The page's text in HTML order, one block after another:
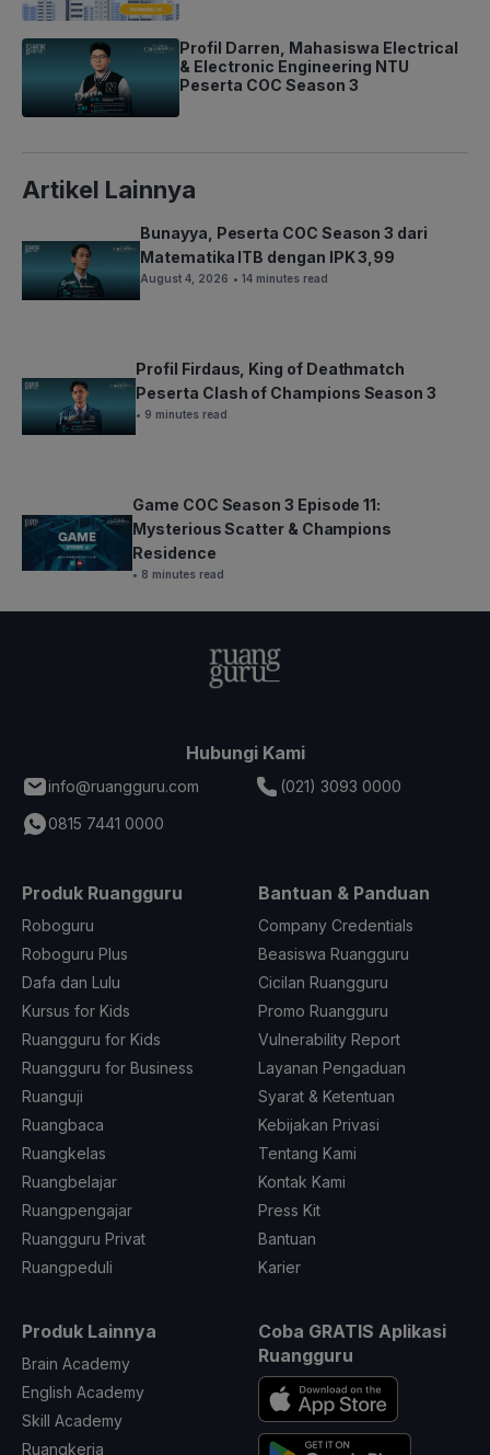
Profil Darren, Mahasiswa Electrical
& Electronic Engineering NTU
Peserta COC Season 3
Artikel Lainnya
Bunayya, Peserta COC Season 3 dari
Matematika ITB dengan IPK 3,99
August 4, 2026 • 14 minutes read
Profil Firdaus, King of Deathmatch
Peserta Clash of Champions Season 3
• 9 minutes read
Game COC Season 3 Episode 11:
Mysterious Scatter & Champions
Residence
• 8 minutes read
Hubungi Kami
info@ruangguru.com
(021) 3093 0000
0815 7441 0000
Produk Ruangguru
Roboguru
Roboguru Plus
Dafa dan Lulu
Kursus for Kids
Ruangguru for Kids
Ruangguru for Business
Ruanguji
Ruangbaca
Ruangkelas
Ruangbelajar
Ruangpengajar
Ruangguru Privat
Ruangpeduli
Bantuan & Panduan
Company Credentials
Beasiswa Ruangguru
Cicilan Ruangguru
Promo Ruangguru
Vulnerability Report
Layanan Pengaduan
Syarat & Ketentuan
Kebijakan Privasi
Tentang Kami
Kontak Kami
Press Kit
Bantuan
Karier
Produk Lainnya
Brain Academy
English Academy
Skill Academy
Ruangkerja
Coba GRATIS Aplikasi
Ruangguru